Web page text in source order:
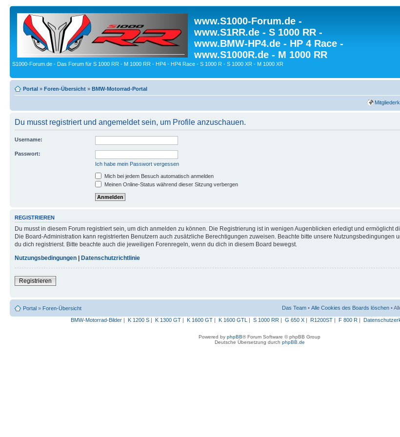
www.S1000-Forum.de -
www.S1RR.de - S 1000 RR -
www.BMW-HP4.de - HP 4 Race -
www.S1000R.de - M 1000 RR
S1000-Forum.de - Das Forum für S 1000 RR - M 1000 RR - HP4 - HP4 Race - S 1000 R - S 1000 XR - M 1000 XR
Portal » Foren-Übersicht » BMW-Motorrad-Portal
Du musst registriert und angemeldet sein, um Profile anzuschauen.
Username:
Passwort:
Ich habe mein Passwort vergessen
Mich bei jedem Besuch automatisch anmelden
Meinen Online-Status während dieser Sitzung verbergen
REGISTRIEREN
Du musst in diesem Forum registriert sein, um dich anmelden zu können. Die Registrierung ist in wenigen Augenblicken erledigt und ermöglicht
Die Board-Administration kann registrierten Benutzern auch zusätzliche Berechtigungen zuweisen. Beachte bitte unsere Nutzungsbedingungen
du dich registrierst. Bitte beachte auch die jeweiligen Forenregeln, wenn du dich in diesem Board bewegst.
Nutzungsbedingungen
Datenschutzrichtlinie
Registrieren
Portal » Foren-Übersicht Das Team • Alle Cookies des Boards löschen •
BMW-Motorrad-Bilder| K 1200 S| K 1300 GT| K 1600 GT| K 1600 GTL | S 1000 RR | G 650 X| R1200ST| F 800 R |
Powered by phpBB® Forum Software © phpBB Group
Deutsche Übersetzung durch phpBB.de